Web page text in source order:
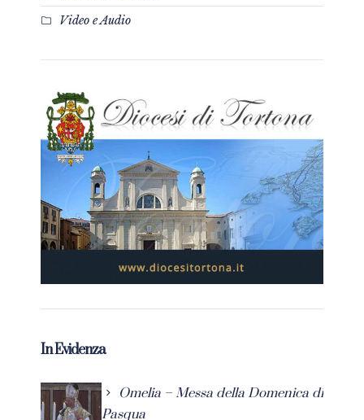
Video e Audio
In Evidenza
Omelia – Messa della Domenica di
Pasqua